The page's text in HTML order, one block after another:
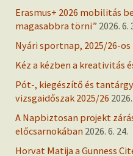
Erasmus+ 2026 mobilitás
magasabbra törni” 2026. 6.
Nyári sportnap, 2025/26-
Kéz a kézben a kreativitás
Pót-, kiegészítő és
vizsgaidőszak 2025/26
A Napbiztosan projekt
előcsarnokában 2026. 6. 24.
Horvat Matija a Gunness